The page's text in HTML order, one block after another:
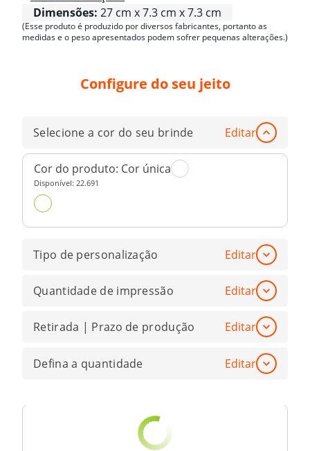
Dimensões: 27 cm x 7.3 cm x 7.3 cm
(Esse produto é produzido por diversos fabricantes, portanto as
medidas e o peso apresentados podem sofrer pequenas alterações.)
Configure do seu jeito
Selecione a cor do seu brinde Editar
Cor do produto: Cor única
Disponível: 22.691
Tipo de personalização Editar
Quantidade de impressão Editar
Retirada | Prazo de produção Editar
Defina a quantidade Editar